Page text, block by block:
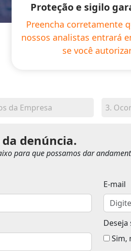
Proteção e sigilo
Preencha corretamente
nossos analistas entrará
se você
da Empresa 3.
denúncia.
para que possamos dar
E-mail
Sim,